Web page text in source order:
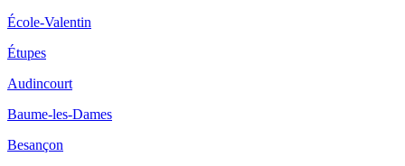
École-Valentin
Étupes
Audincourt
Baume-les-Dames
Besançon